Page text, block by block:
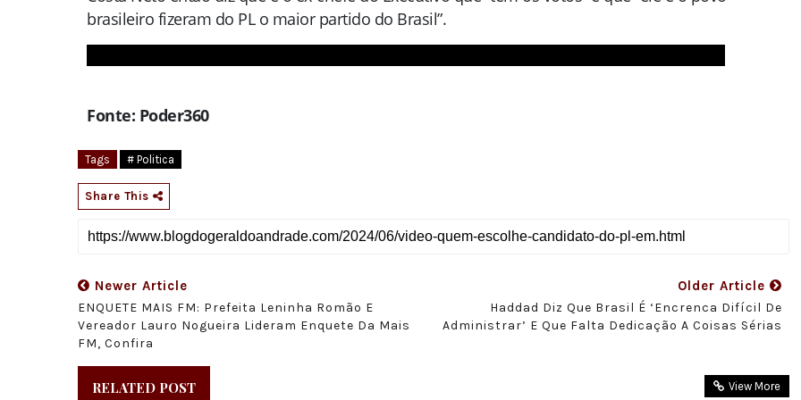
brasileiro fizeram do PL o maior partido do Brasil”.
Fonte: Poder360
Tags # Politica
Share This
Newer Article
ENQUETE MAIS FM: Prefeita Leninha Romão E
Vereador Lauro Nogueira Lideram Enquete Da Mais
FM, Confira
Older Article
Haddad Diz Que Brasil É ‘encrenca Difícil De
Administrar’ E Que Falta Dedicação A Coisas Sérias
RELATED POST View More